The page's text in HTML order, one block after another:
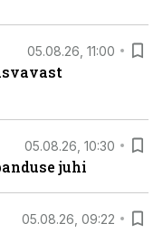
05.08.26, 11:00
05.08.26, 10:30
juhi
05.08.26, 09:22